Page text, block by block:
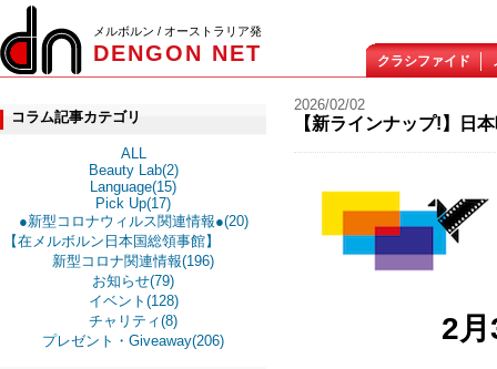
メルボルン / オーストラリア発
DENGON NET クラシファイド
コラム記事カテゴリ
ALL
Beauty Lab(2)
Language(15)
Pick Up(17)
●新型コロナウィルス関連情報●(20)
【在メルボルン日本国総領事館】
新型コロナ関連情報(196)
お知らせ(79)
イベント(128)
チャリティ(8)
プレゼント・Giveaway(206)
2026/02/02
【新ラインナップ!】日
2